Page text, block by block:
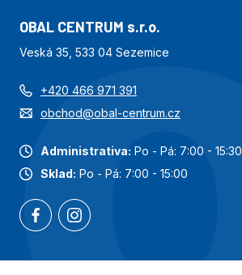
OBAL CENTRUM s.r.o.
Veská 35, 533 04 Sezemice
+420 466 971 391
obchod@obal-centrum.cz
Administrativa: Po - Pá: 7:00 - 15:30
Sklad: Po - Pá: 7:00 - 15:00